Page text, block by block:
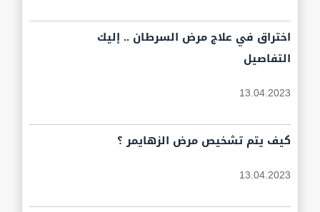
اختراق في علاج مرض السرطان .. إليك
التفاصيل
13.04.2023
كيف يتم تشخيص مرض الزهايمر ؟
13.04.2023